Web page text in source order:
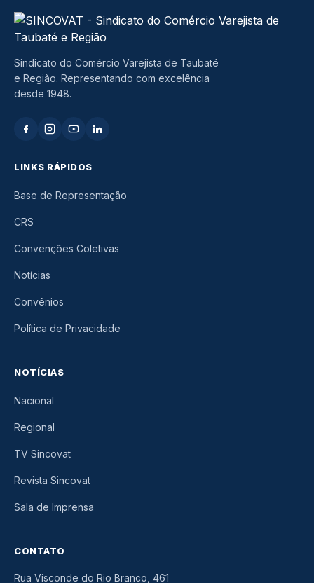
Sindicato do Comércio Varejista de Taubaté
e Região. Representando com excelência
desde 1948.
LINKS RÁPIDOS
Base de Representação
CRS
Convenções Coletivas
Notícias
Convênios
Política de Privacidade
NOTÍCIAS
Nacional
Regional
TV Sincovat
Revista Sincovat
Sala de Imprensa
CONTATO
Rua Visconde do Rio Branco, 461